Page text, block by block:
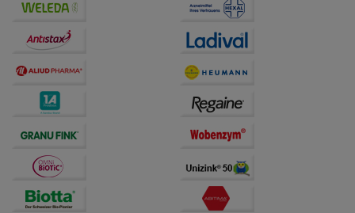
Statistik & Tracking:
Hierüber lassen sich
Informationen über die Art und Weise der Nutzung
unserer Website sammeln, mit deren Hilfe wir unsere
auf unserer Website aber auch die Werbung auf
Drittseiten möglichst relevant für Sie zu gestalten.
Bitte beachten Sie, dass Daten hierfür teilweise an
Dritte wie z.B. Google oder soziale Medien